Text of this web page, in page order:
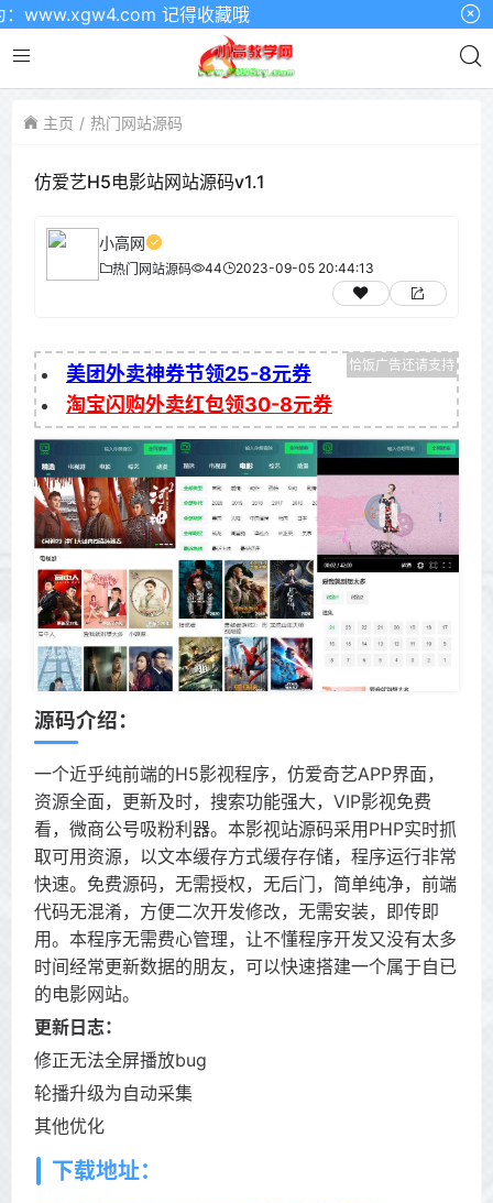
记得收藏哦
主页 热门网站源码
仿爱艺H5电影站网站源码v1.1
小高网
热门网站源码 44 2023-09-05 20:44:13
美团外卖神券节领25-8元券
淘宝闪购外卖红包领30-8元券
源码介绍：
一个近乎纯前端的H5影视程序，仿爱奇艺APP界面，
资源全面，更新及时，搜索功能强大，VIP影视免费
看，微商公号吸粉利器。本影视站源码采用PHP实时抓
取可用资源，以文本缓存方式缓存存储，程序运行非常
快速。免费源码，无需授权，无后门，简单纯净，前端
代码无混淆，方便二次开发修改，无需安装，即传即
用。本程序无需费心管理，让不懂程序开发又没有太多
时间经常更新数据的朋友，可以快速搭建一个属于自已
的电影网站。
更新日志：
修正无法全屏播放bug
轮播升级为自动采集
其他优化
下载地址：